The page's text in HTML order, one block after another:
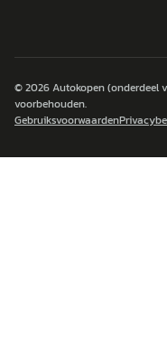
© 2026Autokopen(onderdeel
voorbehouden.
Gebruiksvoorwaarden